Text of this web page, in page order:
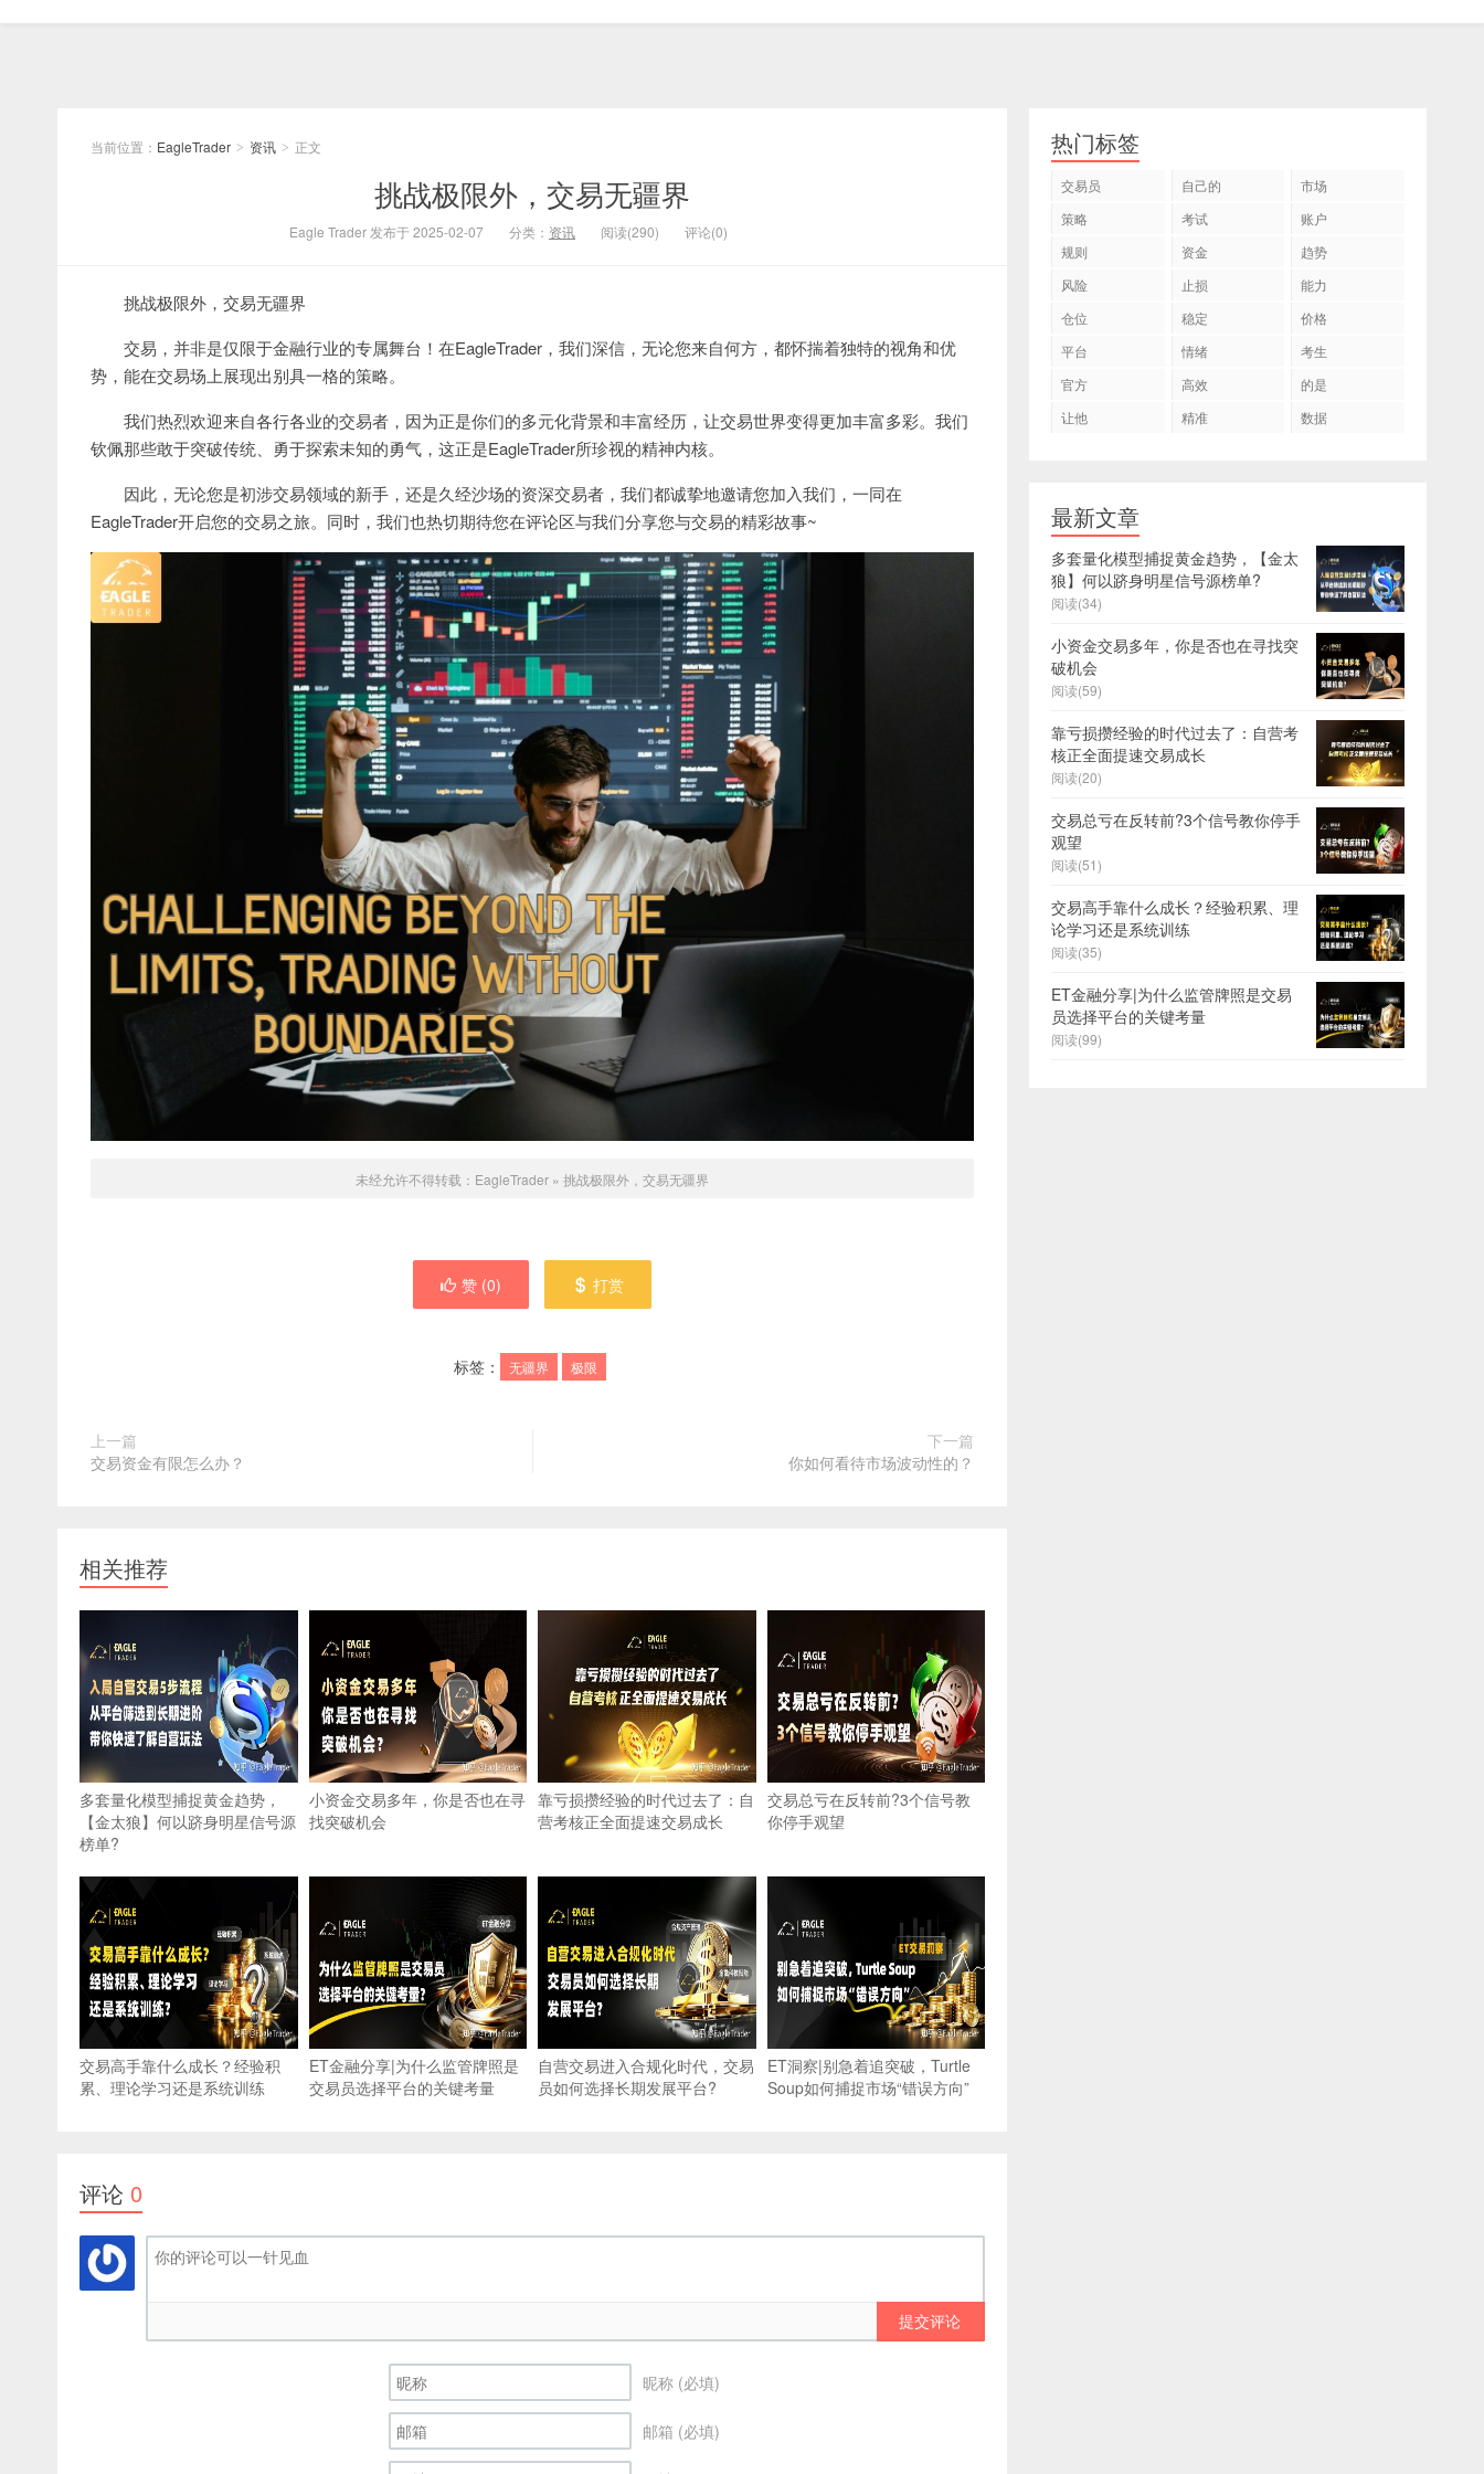
当前位置： EagleTrader > 资讯 > 正文
挑战极限外，交易无疆界
Eagle Trader 发布于 2025-02-07 分类： 资讯 阅读(290) 评论(0)
挑战极限外，交易无疆界
交易，并非是仅限于金融行业的专属舞台！在EagleTrader，我们深信，无论您来自何方，都怀揣着独特的视角和优
势，能在交易场上展现出别具一格的策略。
我们热烈欢迎来自各行各业的交易者，因为正是你们的多元化背景和丰富经历，让交易世界变得更加丰富多彩。我们
钦佩那些敢于突破传统、勇于探索未知的勇气，这正是EagleTrader所珍视的精神内核。
因此，无论您是初涉交易领域的新手，还是久经沙场的资深交易者，我们都诚挚地邀请您加入我们，一同在
EagleTrader开启您的交易之旅。同时，我们也热切期待您在评论区与我们分享您与交易的精彩故事~
未经允许不得转载： EagleTrader » 挑战极限外，交易无疆界
赞 (0) 打赏
标签： 无疆界 极限
上一篇
交易资金有限怎么办？
下一篇
你如何看待市场波动性的？
相关推荐
多套量化模型捕捉黄金趋势，
【金太狼】何以跻身明星信号源
榜单?
小资金交易多年，你是否也在寻
找突破机会
靠亏损攒经验的时代过去了：自
营考核正全面提速交易成长
交易总亏在反转前?3个信号教
你停手观望
交易高手靠什么成长？经验积
累、理论学习还是系统训练
ET金融分享|为什么监管牌照是
交易员选择平台的关键考量
自营交易进入合规化时代，交易
员如何选择长期发展平台?
ET洞察|别急着追突破，Turtle
Soup如何捕捉市场“错误方向”
评论 0
提交评论
昵称 (必填)
邮箱 (必填)
热门标签
交易员 自己的
市场
策略
考试
账户
规则
资金
趋势
风险
止损
能力
仓位
稳定
价格
平台
情绪
考生
官方
高效
的是
让他
精准 数据
最新文章
多套量化模型捕捉黄金趋势，【金太
狼】何以跻身明星信号源榜单?
阅读(34)
小资金交易多年，你是否也在寻找突
破机会
阅读(59)
靠亏损攒经验的时代过去了：自营考
核正全面提速交易成长
阅读(20)
交易总亏在反转前?3个信号教你停手
观望
阅读(51)
交易高手靠什么成长？经验积累、理
论学习还是系统训练
阅读(35)
ET金融分享|为什么监管牌照是交易
员选择平台的关键考量
阅读(99)